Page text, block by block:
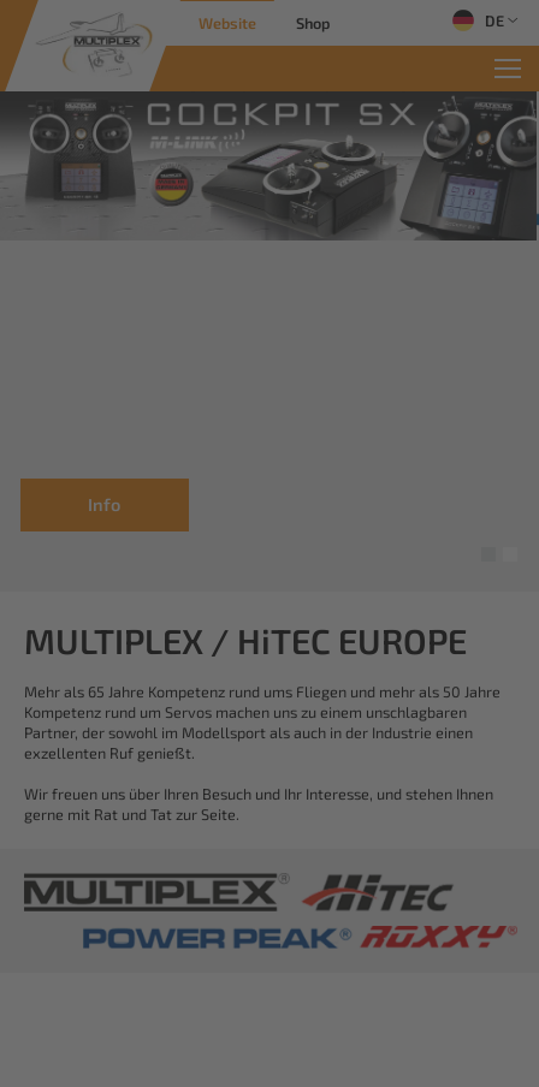
Website Shop DE
Info
MULTIPLEX / HiTEC EUROPE
Mehr als 65 Jahre Kompetenz rund ums Fliegen und mehr als 50 Jahre
Kompetenz rund um Servos machen uns zu einem unschlagbaren
Partner, der sowohl im Modellsport als auch in der Industrie einen
exzellenten Ruf genießt.
Wir freuen uns über Ihren Besuch und Ihr Interesse, und stehen Ihnen
gerne mit Rat und Tat zur Seite.